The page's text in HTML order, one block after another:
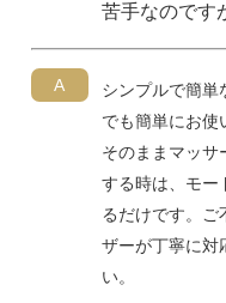
苦手なのです
A
シンプルで簡単
でも簡単にお使
そのままマッサ
する時は、モー
るだけです。ご
ザーが丁寧に対
い。